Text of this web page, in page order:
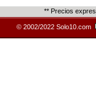
** Precios
© 2002/2022 Solo10.com